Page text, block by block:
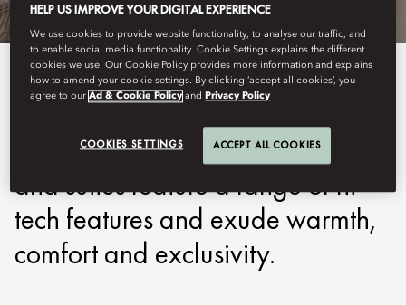
Exceptional contemporary design
wallpapers, our tranquil rooms
and suites feature a range of hi-
tech features and exude warmth,
comfort and exclusivity.
HELP US IMPROVE YOUR DIGITAL EXPERIENCE
We use cookies to provide website functionality, to analyse our traffic, and
to enable social media functionality. Cookie Settings explains the different
cookies we use. Our Cookie Policy provides more information and explains
how to amend your cookie settings. By clicking ‘accept all cookies’, you
agree to ourAd & Cookie Policy and Privacy Policy
COOKIES SETTINGS ACCEPT ALL COOKIES